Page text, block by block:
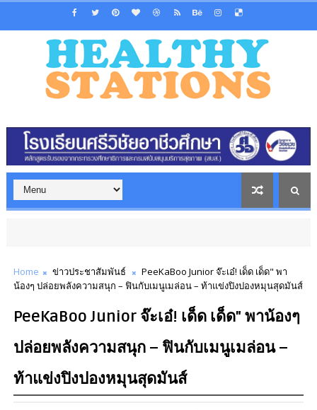
Home ข่าวประชาสัมพันธ์
PeeKaBoo Junior จ๊ะเอ๋! เด็ด เด็ด" พา
น้องๆ ปล่อยพลังความสนุก – ฟินกับเมนูเมล่อน – ท้าแข่งปิงปองหมุนสุดมันส์
PeeKaBoo Junior จ๊ะเอ๋! เด็ด เด็ด" พาน้องๆ
ปล่อยพลังความสนุก – ฟินกับเมนูเมล่อน –
ท้าแข่งปิงปองหมุนสุดมันส์